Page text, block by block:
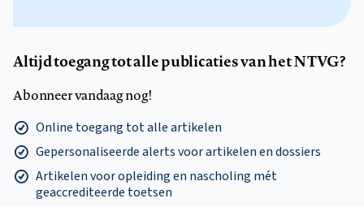
Altijd toegang tot alle publicaties van het NTVG?
Abonneer vandaag nog!
Online toegang tot alle artikelen
Gepersonaliseerde alerts voor artikelen en dossiers
Artikelen voor opleiding en nascholing mét
geaccrediteerde toetsen